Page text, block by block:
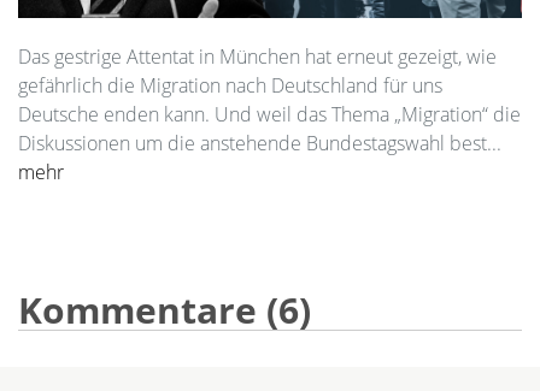
Das gestrige Attentat in München hat erneut gezeigt, wie
gefährlich die Migration nach Deutschland für uns
Deutsche enden kann. Und weil das Thema „Migration“ die
Diskussionen um die anstehende Bundestagswahl best...
mehr
Kommentare (6)